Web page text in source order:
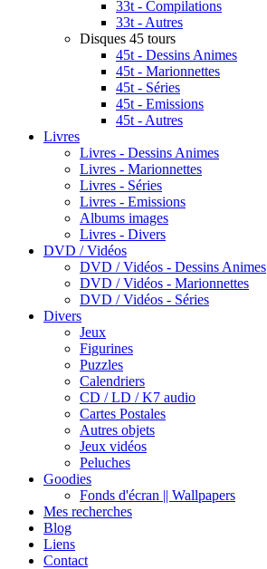
33t - Compilations
33t - Autres
Disques 45 tours
45t - Dessins Animes
45t - Marionnettes
45t - Séries
45t - Emissions
45t - Autres
Livres
Livres - Dessins Animes
Livres - Marionnettes
Livres - Séries
Livres - Emissions
Albums images
Livres - Divers
DVD / Vidéos
DVD / Vidéos - Dessins Animes
DVD / Vidéos - Marionnettes
DVD / Vidéos - Séries
Divers
Jeux
Figurines
Puzzles
Calendriers
CD / LD / K7 audio
Cartes Postales
Autres objets
Jeux vidéos
Peluches
Goodies
Fonds d'écran || Wallpapers
Mes recherches
Blog
Liens
Contact